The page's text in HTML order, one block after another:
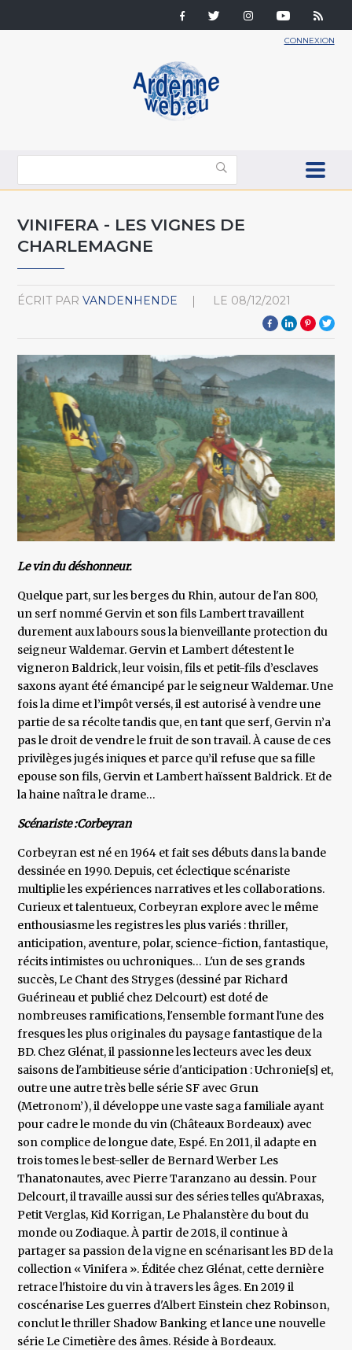
CONNEXION
VINIFERA - LES VIGNES DE
CHARLEMAGNE
ÉCRIT PAR VANDENHENDE LE 08/12/2021
Le vin du déshonneur.
Quelque part, sur les berges du Rhin, autour de l'an 800,
un serf nommé Gervin et son fils Lambert travaillent
durement aux labours sous la bienveillante protection du
seigneur Waldemar. Gervin et Lambert détestent le
vigneron Baldrick, leur voisin, fils et petit-fils d’esclaves
saxons ayant été émancipé par le seigneur Waldemar. Une
fois la dime et l’impôt versés, il est autorisé à vendre une
partie de sa récolte tandis que, en tant que serf, Gervin n’a
pas le droit de vendre le fruit de son travail. À cause de ces
privilèges jugés iniques et parce qu’il refuse que sa fille
epouse son fils, Gervin et Lambert haïssent Baldrick. Et de
la haine naîtra le drame…
Scénariste :Corbeyran
Corbeyran est né en 1964 et fait ses débuts dans la bande
dessinée en 1990. Depuis, cet éclectique scénariste
multiplie les expériences narratives et les collaborations.
Curieux et talentueux, Corbeyran explore avec le même
enthousiasme les registres les plus variés : thriller,
anticipation, aventure, polar, science-fiction, fantastique,
récits intimistes ou uchroniques… L'un de ses grands
succès, Le Chant des Stryges (dessiné par Richard
Guérineau et publié chez Delcourt) est doté de
nombreuses ramifications, l'ensemble formant l'une des
fresques les plus originales du paysage fantastique de la
BD. Chez Glénat, il passionne les lecteurs avec les deux
saisons de l'ambitieuse série d'anticipation : Uchronie[s] et,
outre une autre très belle série SF avec Grun
(Metronom’), il développe une vaste saga familiale ayant
pour cadre le monde du vin (Châteaux Bordeaux) avec
son complice de longue date, Espé. En 2011, il adapte en
trois tomes le best-seller de Bernard Werber Les
Thanatonautes, avec Pierre Taranzano au dessin. Pour
Delcourt, il travaille aussi sur des séries telles qu'Abraxas,
Petit Verglas, Kid Korrigan, Le Phalanstère du bout du
monde ou Zodiaque. À partir de 2018, il continue à
partager sa passion de la vigne en scénarisant les BD de la
collection « Vinifera ». Éditée chez Glénat, cette dernière
retrace l'histoire du vin à travers les âges. En 2019 il
coscénarise Les guerres d'Albert Einstein chez Robinson,
conclut le thriller Shadow Banking et lance une nouvelle
série Le Cimetière des âmes. Réside à Bordeaux.